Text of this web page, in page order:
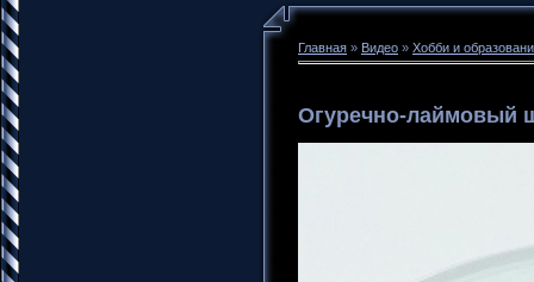
Главная » Видео » Хобби и
Огуречно-лаймовый